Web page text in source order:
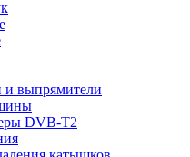
выпрямители
DVB-T2